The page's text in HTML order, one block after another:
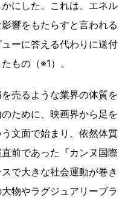
にした。これは、エネル
響をもたらすと言われる
ーに答える代わりに送付
もの（※1）。
売るような業界の体質を
ために、映画界から足を
文面で始まり、依然体質
前であった『カンヌ国際
で大きな社会運動が巻き
物やラグジュアリーブラ